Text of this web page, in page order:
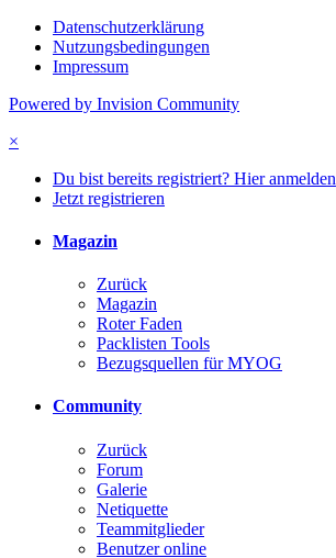
Datenschutzerklärung
Nutzungsbedingungen
Impressum
Powered by Invision Community
×
Du bist bereits registriert? Hier anmelden
Jetzt registrieren
Magazin
Zurück
Magazin
Roter Faden
Packlisten Tools
Bezugsquellen für MYOG
Community
Zurück
Forum
Galerie
Netiquette
Teammitglieder
Benutzer online